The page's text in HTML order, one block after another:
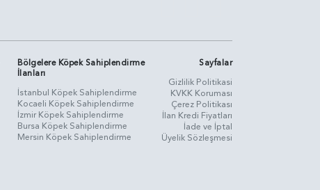
Bölgelere Köpek Sahiplendirme
İlanları
İstanbul Köpek Sahiplendirme
Kocaeli Köpek Sahiplendirme
İzmir Köpek Sahiplendirme
Bursa Köpek Sahiplendirme
Mersin Köpek Sahiplendirme
Sayfalar
Gizlilik Politikasi
KVKK Koruması
Çerez Politikası
İlan Kredi Fiyatları
İade ve İptal
Üyelik Sözleşmesi